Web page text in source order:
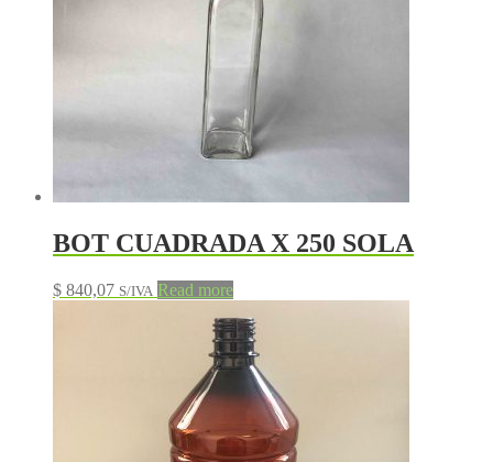
BOT CUADRADA X 250 SOLA
$ 840,07 S/IVA Read more